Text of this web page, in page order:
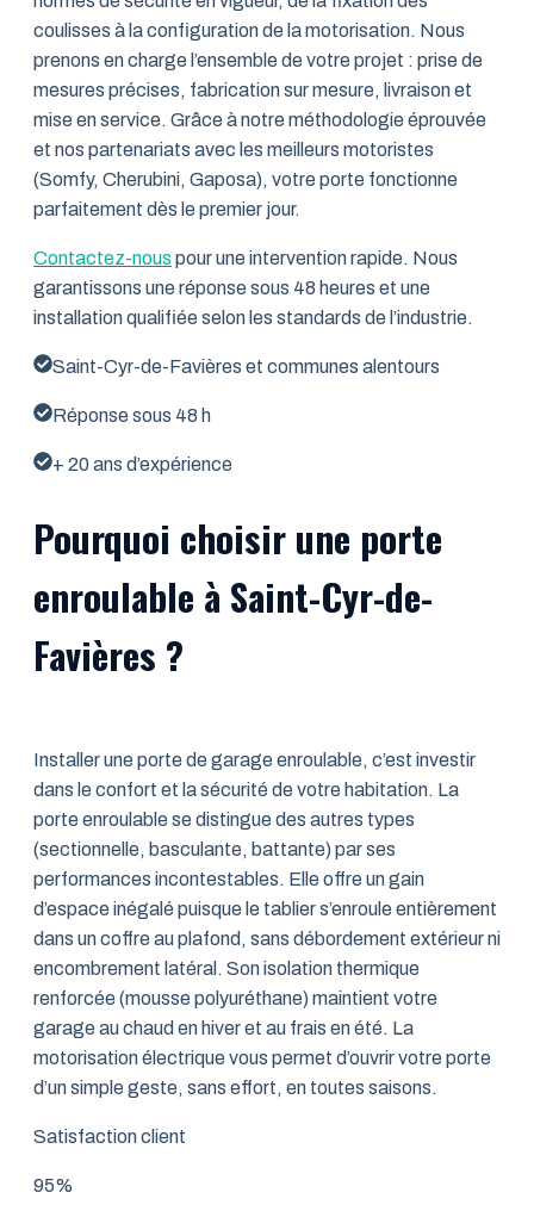
coulisses à la configuration de la motorisation. Nous
prenons en charge l’ensemble de votre projet : prise de
mesures précises, fabrication sur mesure, livraison et
mise en service. Grâce à notre méthodologie éprouvée
et nos partenariats avec les meilleurs motoristes
(Somfy, Cherubini, Gaposa), votre porte fonctionne
parfaitement dès le premier jour.
Contactez-nous pour une intervention rapide. Nous
garantissons une réponse sous 48 heures et une
installation qualifiée selon les standards de l’industrie.
Saint-Cyr-de-Favières et communes alentours
Réponse sous 48 h
+ 20 ans d’expérience
Pourquoi choisir une porte
enroulable à Saint-Cyr-de-
Favières ?
Installer une porte de garage enroulable, c’est investir
dans le confort et la sécurité de votre habitation. La
porte enroulable se distingue des autres types
(sectionnelle, basculante, battante) par ses
performances incontestables. Elle offre un gain
d’espace inégalé puisque le tablier s’enroule entièrement
dans un coffre au plafond, sans débordement extérieur ni
encombrement latéral. Son isolation thermique
renforcée (mousse polyuréthane) maintient votre
garage au chaud en hiver et au frais en été. La
motorisation électrique vous permet d’ouvrir votre porte
d’un simple geste, sans effort, en toutes saisons.
Satisfaction client
95%